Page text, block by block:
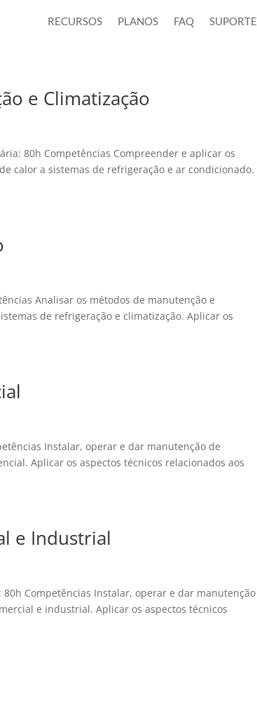
RECURSOS PLANOS FAQ SUPORTE
e Climatização
80h Competências Compreender e aplicar os
calor a sistemas de refrigeração e ar condicionado.
Analisar os métodos de manutenção e
de refrigeração e climatização. Aplicar os
Instalar, operar e dar manutenção de
Aplicar os aspectos técnicos relacionados aos
e Industrial
Competências Instalar, operar e dar manutenção
e industrial. Aplicar os aspectos técnicos